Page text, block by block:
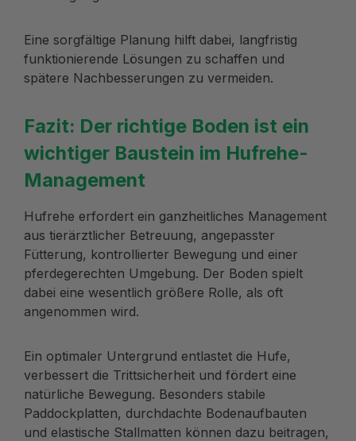
Eine sorgfältige Planung hilft dabei, langfristig
funktionierende Lösungen zu schaffen und
spätere Nachbesserungen zu vermeiden.
Fazit: Der richtige Boden ist ein
wichtiger Baustein im Hufrehe-
Management
Hufrehe erfordert ein ganzheitliches Management
aus tierärztlicher Betreuung, angepasster
Fütterung, kontrollierter Bewegung und einer
pferdegerechten Umgebung. Der Boden spielt
dabei eine wesentlich größere Rolle, als oft
angenommen wird.
Ein optimaler Untergrund entlastet die Hufe,
verbessert die Trittsicherheit und fördert eine
natürliche Bewegung. Besonders stabile
Paddockplatten, durchdachte Bodenaufbauten
und elastische Stallmatten können dazu beitragen,